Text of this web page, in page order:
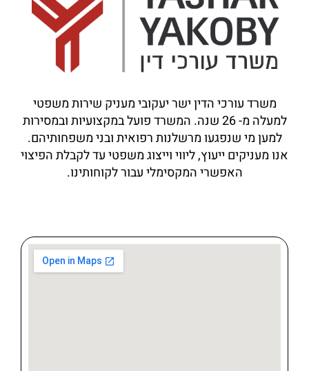
משרד עורכי הדין ישר יעקובי מעניק שירות משפטי
למעלה מ-26שנה. המשרד פועל במקצועיות ובמסירות
למען מי שנפגעו מרשלנות רפואית ובני משפחותיהם.
אנו מעניקים ייעוץ, ליווי וייצוג משפטי עד לקבלת הפיצוי
האפשרי המקסימלי עבור לקוחותינו.